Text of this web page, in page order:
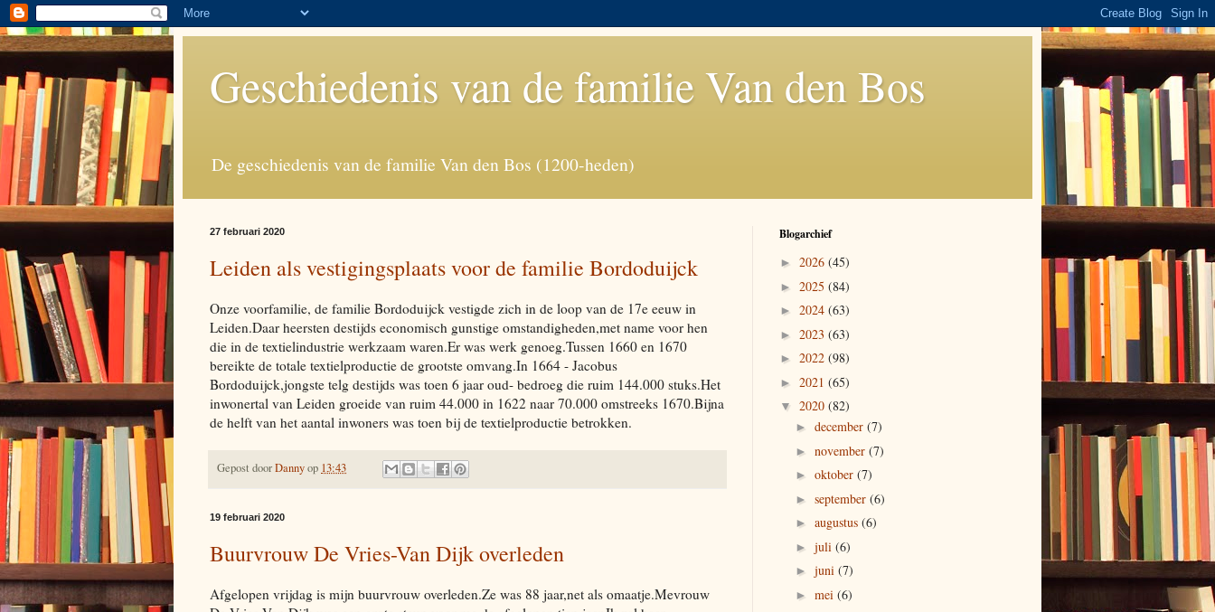
Geschiedenis van de familie Van den Bos
De geschiedenis van de familie Van den Bos (1200-heden)
27 februari 2020
Leiden als vestigingsplaats voor de familie Bordoduijck
Onze voorfamilie, de familie Bordoduijck vestigde zich in de loop van de 17e eeuw in
Leiden.Daar heersten destijds economisch gunstige omstandigheden,met name voor hen
die in de textielindustrie werkzaam waren.Er was werk genoeg.Tussen 1660 en 1670
bereikte de totale textielproductie de grootste omvang.In 1664 - Jacobus
Bordoduijck,jongste telg destijds was toen 6 jaar oud- bedroeg die ruim 144.000 stuks.Het
inwonertal van Leiden groeide van ruim 44.000 in 1622 naar 70.000 omstreeks 1670.Bijna
de helft van het aantal inwoners was toen bij de textielproductie betrokken.
Gepost doorDannyop 13:43
19 februari 2020
Buurvrouw De Vries-Van Dijk overleden
Afgelopen vrijdag is mijn buurvrouw overleden.Ze was 88 jaar,net als omaatje.Mevrouw
Blogarchief
► 2026 (45)
► 2025 (84)
► 2024 (63)
► 2023 (63)
► 2022 (98)
► 2021 (65)
▼ 2020 (82)
► december (7)
► november (7)
► oktober (7)
► september (6)
► augustus (6)
► juli (6)
► juni (7)
► mei (6)